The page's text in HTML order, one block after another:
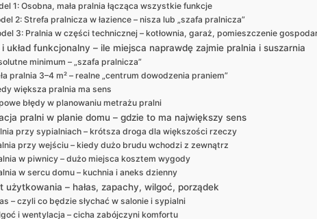
1: Osobna, mała pralnia łącząca wszystkie funkcje
2: Strefa pralnicza w łazience – nisza lub „szafa pralnicza”
3: Pralnia w części technicznej – kotłownia, garaż, pomieszczenie
układ funkcjonalny – ile miejsca naprawdę zajmie pralnia i suszarnia
minimum – „szafa pralnicza”
pralnia 3–4 m² – realne „centrum dowodzenia praniem”
większa pralnia ma sens
błędy w planowaniu metrażu pralni
pralni w planie domu – gdzie to ma największy sens
przy sypialniach – krótsza droga dla większości rzeczy
przy wejściu – kiedy dużo brudu wchodzi z zewnątrz
w piwnicy – dużo miejsca kosztem wygody
w sercu domu – kuchnia i aneks dzienny
użytkowania – hałas, zapachy, wilgoć, porządek
– czyli co będzie słychać w salonie i sypialni
i wentylacja – cicha zabójczyni komfortu